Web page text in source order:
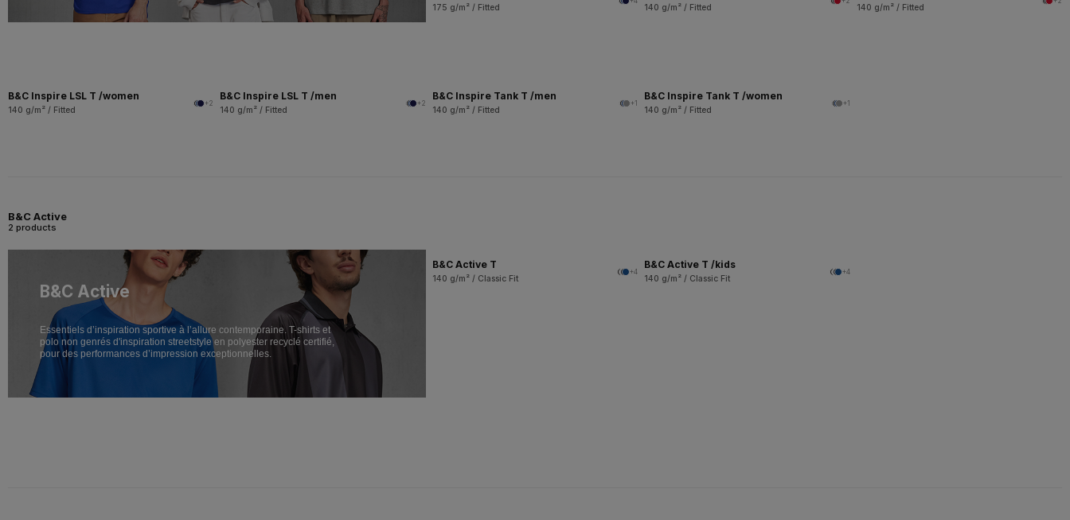
175 g/m² / Fitted 140 g/m² / Fitted 140 g/m² / Fitted
B&C Inspire LSL T /women
140 g/m² / Fitted
+2
B&C Inspire LSL T /men
140 g/m² / Fitted
+2
B&C Inspire Tank T /men
140 g/m² / Fitted
+1
B&C Inspire Tank T /women
140 g/m² / Fitted
+1
B&C Active
2 products
B&C Active
Essentiels d’inspiration sportive à l’allure contemporaine. T-shirts et
polo non genrés d'inspiration streetstyle en polyester recyclé certifié,
pour des performances d’impression exceptionnelles.
B&C Active T
140 g/m² / Classic Fit
+4
B&C Active T /kids
140 g/m² / Classic Fit
+4